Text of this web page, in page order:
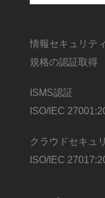
情報セキュリテ
規格の認証取得
ISMS認証
ISO/IEC
クラウドセキュ
ISO/IEC